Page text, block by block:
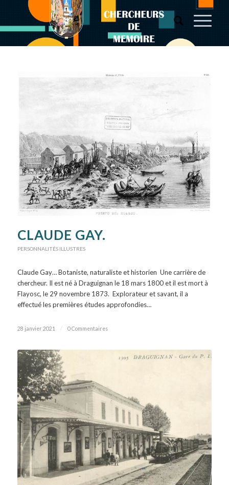
CLAUDE GAY.
PERSONNALITÉS ILLUSTRES
Claude Gay… Botaniste, naturaliste et historien Une carrière de
chercheur. Il est né à Draguignan le 18 mars 1800 et il est mort à
Flayosc, le 29 novembre 1873. Explorateur et savant, il a
effectué les premières études approfondies…
28 janvier 2021 / 0 Commentaires